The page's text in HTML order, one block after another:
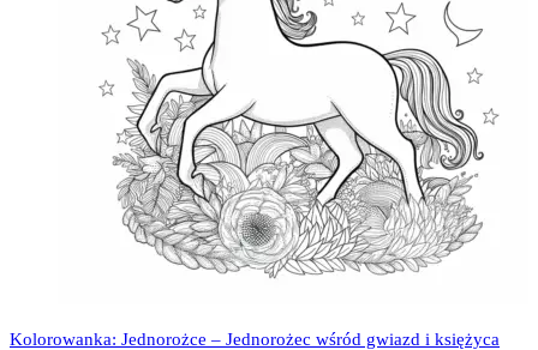
Kolorowanka: Jednorożce – Jednorożec wśród gwiazd i księżyca